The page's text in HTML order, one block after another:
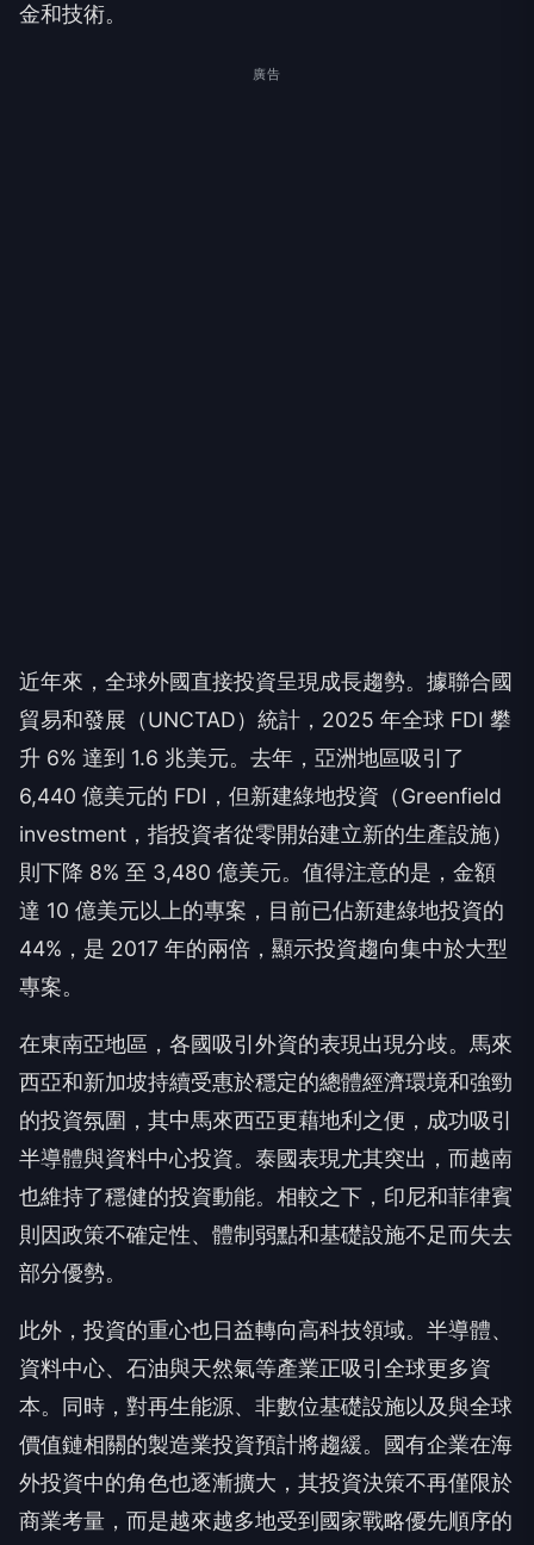
金和技術。
廣告
近年來，全球外國直接投資呈現成長趨勢。據聯合國
貿易和發展（UNCTAD）統計，2025 年全球 FDI 攀
升 6% 達到 1.6 兆美元。去年，亞洲地區吸引了
6,440 億美元的 FDI，但新建綠地投資（Greenfield
investment，指投資者從零開始建立新的生產設施）
則下降 8% 至 3,480 億美元。值得注意的是，金額
達 10 億美元以上的專案，目前已佔新建綠地投資的
44%，是 2017 年的兩倍，顯示投資趨向集中於大型
專案。
在東南亞地區，各國吸引外資的表現出現分歧。馬來
西亞和新加坡持續受惠於穩定的總體經濟環境和強勁
的投資氛圍，其中馬來西亞更藉地利之便，成功吸引
半導體與資料中心投資。泰國表現尤其突出，而越南
也維持了穩健的投資動能。相較之下，印尼和菲律賓
則因政策不確定性、體制弱點和基礎設施不足而失去
部分優勢。
此外，投資的重心也日益轉向高科技領域。半導體、
資料中心、石油與天然氣等產業正吸引全球更多資
本。同時，對再生能源、非數位基礎設施以及與全球
價值鏈相關的製造業投資預計將趨緩。國有企業在海
外投資中的角色也逐漸擴大，其投資決策不再僅限於
商業考量，而是越來越多地受到國家戰略優先順序的